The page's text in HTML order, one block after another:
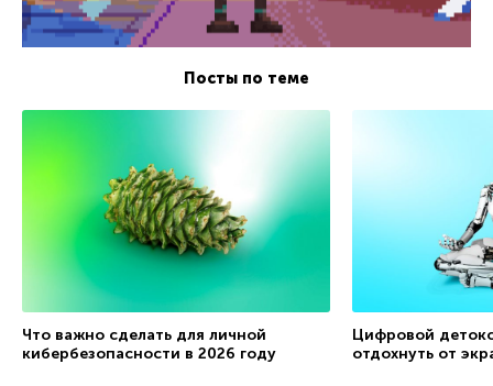
Посты по теме
Что важно сделать для личной
кибербезопасности в 2026 году
Цифровой
отдохнуть от